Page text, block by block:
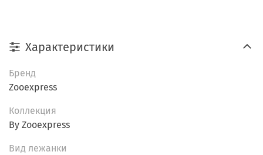
Характеристики
Бренд
Zooexpress
Коллекция
By Zooexpress
Вид лежанки